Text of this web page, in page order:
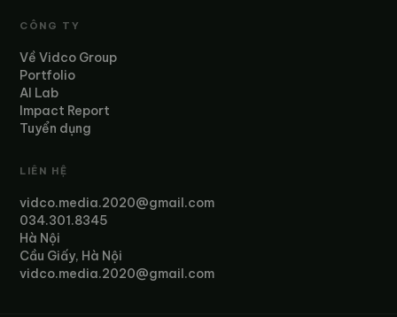
CÔNG TY
Về Vidco Group
Portfolio
AI Lab
Impact Report
Tuyển dụng
LIÊN HỆ
vidco.media.2020@gmail.com
034.301.8345
Hà Nội
Cầu Giấy, Hà Nội
vidco.media.2020@gmail.com